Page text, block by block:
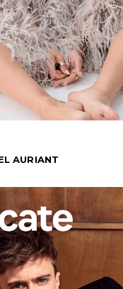
AURIANT